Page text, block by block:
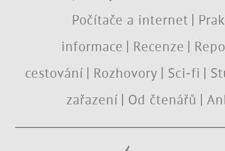
Počítače a internet
informace
Recenze
cestování
Rozhovory Sci-fi
zařazení
Od čtenářů